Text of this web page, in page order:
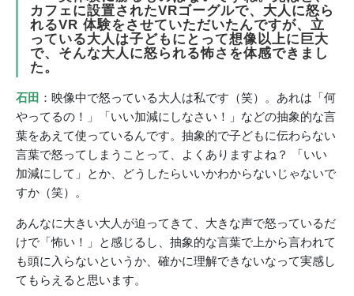
カフェに設置されたVRゴーグルで、大人に怒ら
れるVR 体験をさせていただいたんですが、立
っている大人は子どもにとって想像以上に巨大
で、そんな大人に怒られる怖さを体感できまし
た。
石田 ：映像中で怒っている大人は私です（笑）。あれは「何
やってるの！」「いい加減にしなさい！」などの抽象的な言
葉をあえて使っているんです。抽象的で子どもに伝わらない
言葉で怒ってしまうことって、よくありますよね？ 「いい
加減にして」とか、どうしたらいいかわからないじゃないで
すか（笑）。
あんなに大きい大人が迫ってきて、大きな声で怒っているだ
けで「怖い！」と感じるし、抽象的な言葉で上から言われて
も頭に入らないというか、確かに理解できないなって実感し
てもらえると思います。